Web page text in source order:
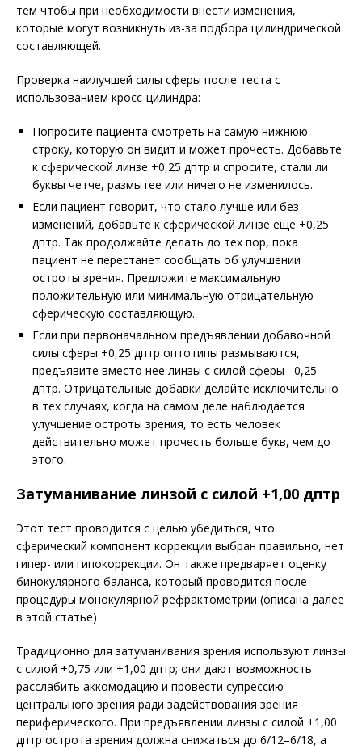
тем чтобы при необходимости внести изменения,
которые могут возникнуть из-за подбора цилиндрической
составляющей.
Проверка наилучшей силы сферы после теста с
использованием кросс-цилиндра:
Попросите пациента смотреть на самую нижнюю
строку, которую он видит и может прочесть. Добавьте
к сферической линзе +0,25 дптр и спросите, стали ли
буквы четче, размытее или ничего не изменилось.
Если пациент говорит, что стало лучше или без
изменений, добавьте к сферической линзе еще +0,25
дптр. Так продолжайте делать до тех пор, пока
пациент не перестанет сообщать об улучшении
остроты зрения. Предложите максимальную
положительную или минимальную отрицательную
сферическую составляющую.
Если при первоначальном предъявлении добавочной
силы сферы +0,25 дптр оптотипы размываются,
предъявите вместо нее линзы с силой сферы –0,25
дптр. Отрицательные добавки делайте исключительно
в тех случаях, когда на самом деле наблюдается
улучшение остроты зрения, то есть человек
действительно может прочесть больше букв, чем до
этого.
Затуманивание линзой с силой +1,00 дптр
Этот тест проводится с целью убедиться, что
сферический компонент коррекции выбран правильно, нет
гипер- или гипокоррекции. Он также предваряет оценку
бинокулярного баланса, который проводится после
процедуры монокулярной рефрактометрии (описана далее
в этой статье)
Традиционно для затуманивания зрения используют линзы
с силой +0,75 или +1,00 дптр; они дают возможность
расслабить аккомодацию и провести супрессию
центрального зрения ради задействования зрения
периферического. При предъявлении линзы с силой +1,00
дптр острота зрения должна снижаться до 6/12–6/18, а